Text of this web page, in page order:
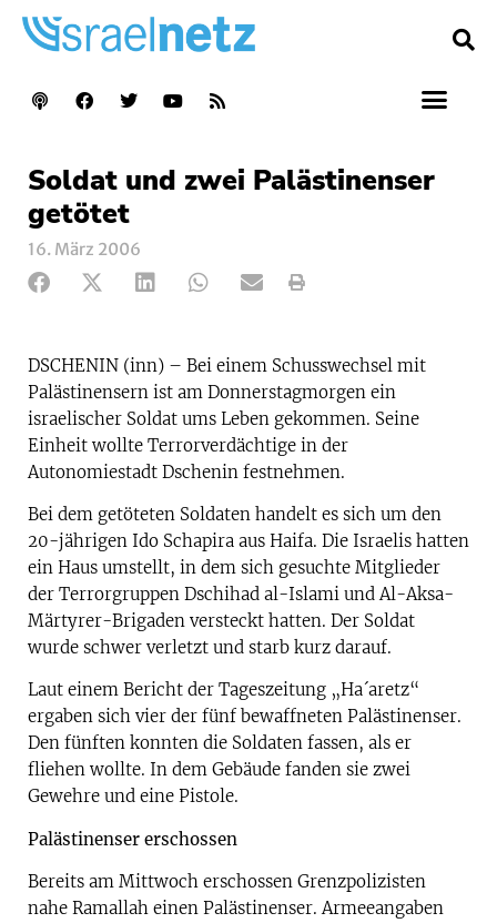
Soldat und zwei Palästinenser
getötet
16. März 2006
DSCHENIN (inn) – Bei einem Schusswechsel mit
Palästinensern ist am Donnerstagmorgen ein
israelischer Soldat ums Leben gekommen. Seine
Einheit wollte Terrorverdächtige in der
Autonomiestadt Dschenin festnehmen.
Bei dem getöteten Soldaten handelt es sich um den
20-jährigen Ido Schapira aus Haifa. Die Israelis hatten
ein Haus umstellt, in dem sich gesuchte Mitglieder
der Terrorgruppen Dschihad al-Islami und Al-Aksa-
Märtyrer-Brigaden versteckt hatten. Der Soldat
wurde schwer verletzt und starb kurz darauf.
Laut einem Bericht der Tageszeitung „Ha´aretz“
ergaben sich vier der fünf bewaffneten Palästinenser.
Den fünften konnten die Soldaten fassen, als er
fliehen wollte. In dem Gebäude fanden sie zwei
Gewehre und eine Pistole.
Palästinenser erschossen
Bereits am Mittwoch erschossen Grenzpolizisten
nahe Ramallah einen Palästinenser. Armeeangaben